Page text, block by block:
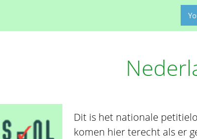
Dit is het nationale
komen hier terecht als er